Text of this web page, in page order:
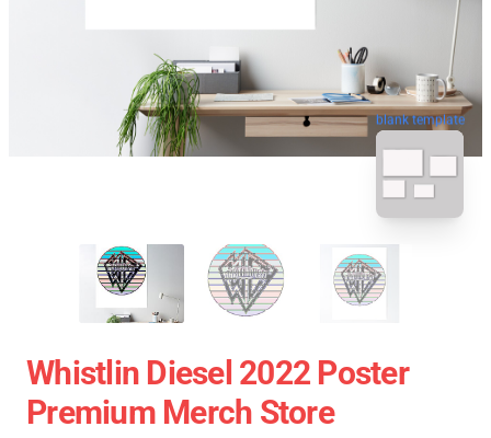
blank template
Whistlin Diesel 2022 Poster
Premium Merch Store